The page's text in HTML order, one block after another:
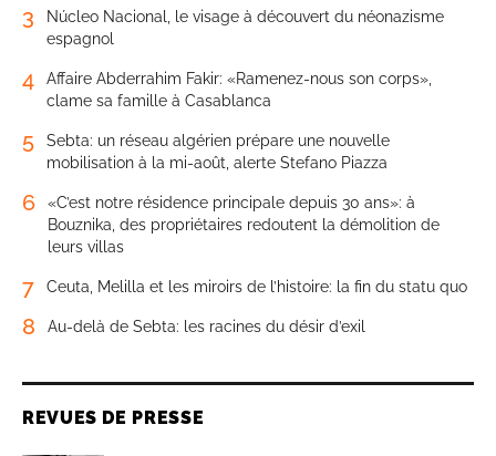
3
Núcleo Nacional, le visage à découvert du néonazisme
espagnol
4
Affaire Abderrahim Fakir: «Ramenez-nous son corps»,
clame sa famille à Casablanca
5
Sebta: un réseau algérien prépare une nouvelle
mobilisation à la mi-août, alerte Stefano Piazza
6
«C’est notre résidence principale depuis 30 ans»: à
Bouznika, des propriétaires redoutent la démolition de
leurs villas
7 Ceuta, Melilla et les miroirs de l’histoire: la fin du statu quo
8 Au-delà de Sebta: les racines du désir d’exil
REVUES DE PRESSE